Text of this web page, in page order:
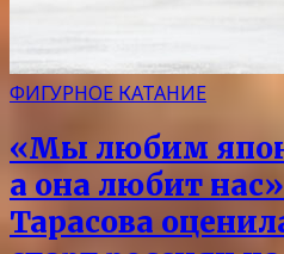
ФИГУРНОЕ КАТАНИЕ
«Мы любим
а она любит
Тарасова